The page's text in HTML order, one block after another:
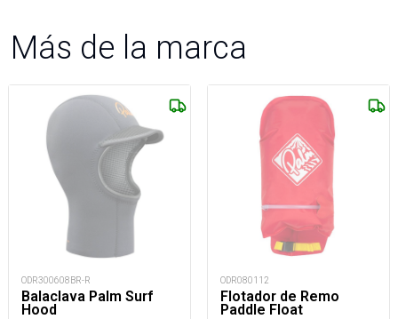
Más de la marca
ODR300608BR-R
Balaclava Palm Surf
Hood
ODR080112
Flotador de Remo
Paddle Float